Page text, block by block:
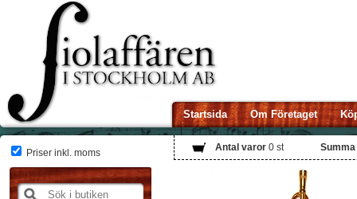
Startsida Om Företaget
Antal varor 0 st Summa
Priser inkl. moms